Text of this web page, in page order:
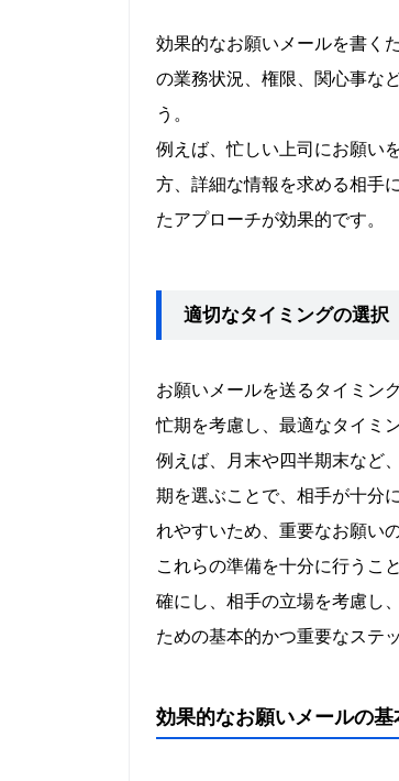
効果的なお願いメールを書く
の業務状況、権限、関心事な
う。
例えば、忙しい上司にお願い
方、詳細な情報を求める相手
たアプローチが効果的です。
適切なタイミングの選択
お願いメールを送るタイミン
忙期を考慮し、最適なタイミ
例えば、月末や四半期末など
期を選ぶことで、相手が十分
れやすいため、重要なお願い
これらの準備を十分に行うこ
確にし、相手の立場を考慮し
ための基本的かつ重要なステ
効果的なお願いメールの基